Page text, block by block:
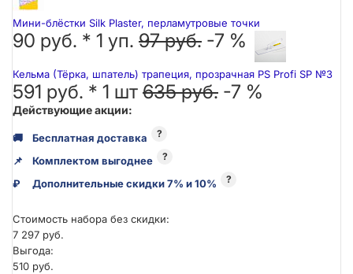
Мини-блёстки Silk Plaster, перламутровые точки
90 руб. * 1 уп. 97 руб. -7 %
Кельма (Тёрка, шпатель) трапеция, прозрачная PS Profi SP №3
591 руб. * 1 шт 635 руб. -7 %
Действующие акции:
🚚 Бесплатная доставка ?
📌 Комплектом выгоднее ?
₽ Дополнительные скидки 7% и 10% ?
Стоимость набора без скидки:
7 297 руб.
Выгода:
510 руб.